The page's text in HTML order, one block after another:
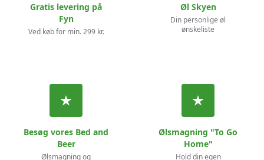
Gratis levering på
Fyn
Ved køb for min. 299 kr.
Øl Skyen
Din personlige øl
ønskeliste
Besøg vores Bed and
Beer
Ølsmagning og
Ølsmagning "To Go
Home"
Hold din egen